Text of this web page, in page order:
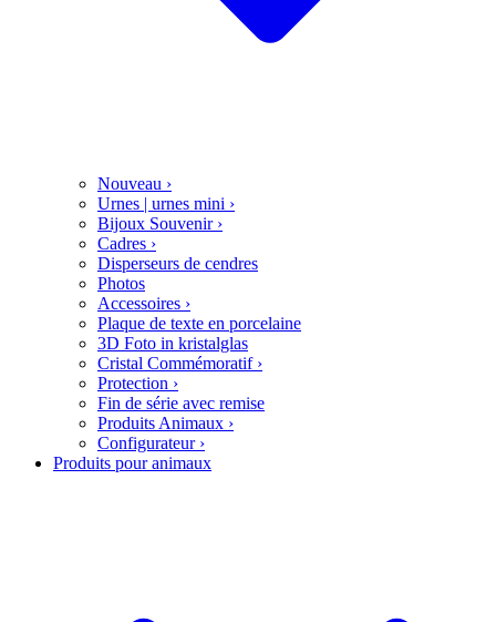
Nouveau ›
Urnes | urnes mini ›
Bijoux Souvenir ›
Cadres ›
Disperseurs de cendres
Photos
Accessoires ›
Plaque de texte en porcelaine
3D Foto in kristalglas
Cristal Commémoratif ›
Protection ›
Fin de série avec remise
Produits Animaux ›
Configurateur ›
Produits pour animaux